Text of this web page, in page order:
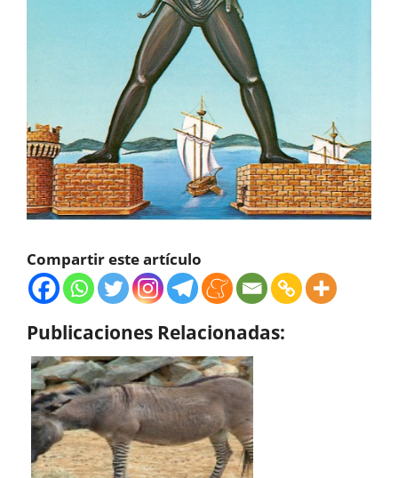
Compartir este artículo
Publicaciones Relacionadas: